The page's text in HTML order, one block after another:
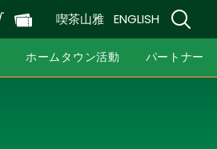
喫茶山雅 ENGLISH
ホームタウン活動 パートナー